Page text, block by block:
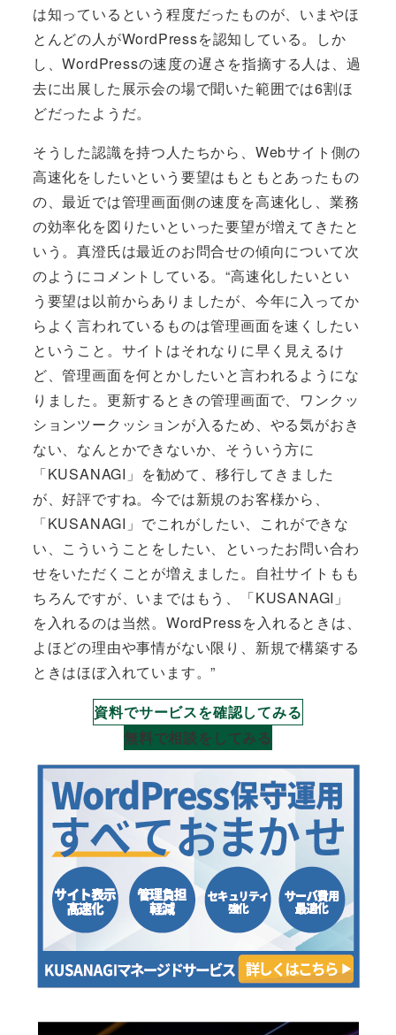
は知っているという程度だったものが、いまやほ
とんどの人がWordPressを認知している。しか
し、WordPressの速度の遅さを指摘する人は、過
去に出展した展示会の場で聞いた範囲では6割ほ
どだったようだ。
そうした認識を持つ人たちから、Webサイト側の
高速化をしたいという要望はもともとあったもの
の、最近では管理画面側の速度を高速化し、業務
の効率化を図りたいといった要望が増えてきたと
いう。真澄氏は最近のお問合せの傾向について次
のようにコメントしている。“高速化したいとい
う要望は以前からありましたが、今年に入ってか
らよく言われているものは管理画面を速くしたい
ということ。サイトはそれなりに早く見えるけ
ど、管理画面を何とかしたいと言われるようにな
りました。更新するときの管理画面で、ワンクッ
ションツークッションが入るため、やる気がおき
ない、なんとかできないか、そういう方に
「KUSANAGI」を勧めて、移行してきました
が、好評ですね。今では新規のお客様から、
「KUSANAGI」でこれがしたい、これができな
い、こういうことをしたい、といったお問い合わ
せをいただくことが増えました。自社サイトもも
ちろんですが、いまではもう、「KUSANAGI」
を入れるのは当然。WordPressを入れるときは、
よほどの理由や事情がない限り、新規で構築する
ときはほぼ入れています。”
資料でサービスを確認してみる
無料で相談をしてみる